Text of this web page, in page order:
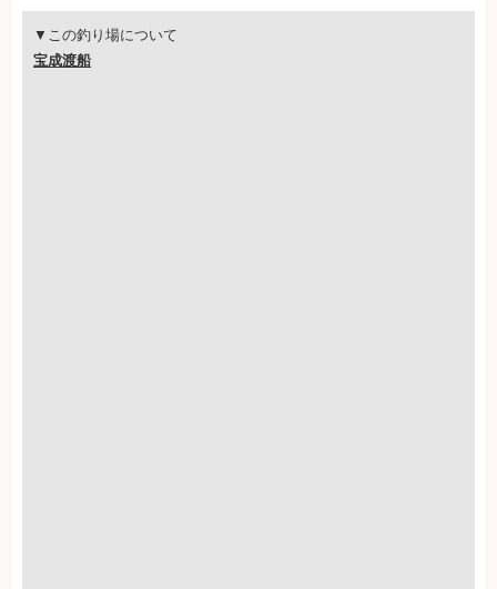
▼この釣り場について
宝成渡船